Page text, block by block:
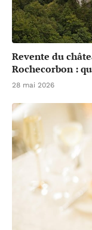
Revente du
Rochecorbon :
28 mai 2026